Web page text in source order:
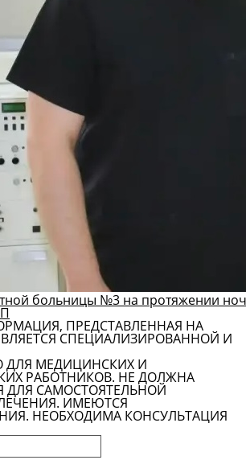
больницы №3 на протяжении
ПРЕДСТАВЛЕННАЯ НА
СПЕЦИАЛИЗИРОВАННОЙ И
МЕДИЦИНСКИХ И
РАБОТНИКОВ. НЕ ДОЛЖНА
ДЛЯ САМОСТОЯТЕЛЬНОЙ
ИМЕЮТСЯ
НЕОБХОДИМА КОНСУЛЬТАЦИЯ